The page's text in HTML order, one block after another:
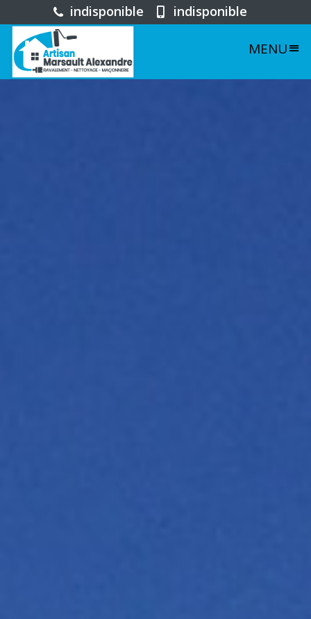
indisponible indisponible
MENU